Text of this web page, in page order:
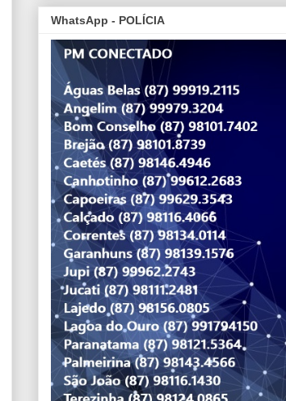
WhatsApp - POLÍCIA